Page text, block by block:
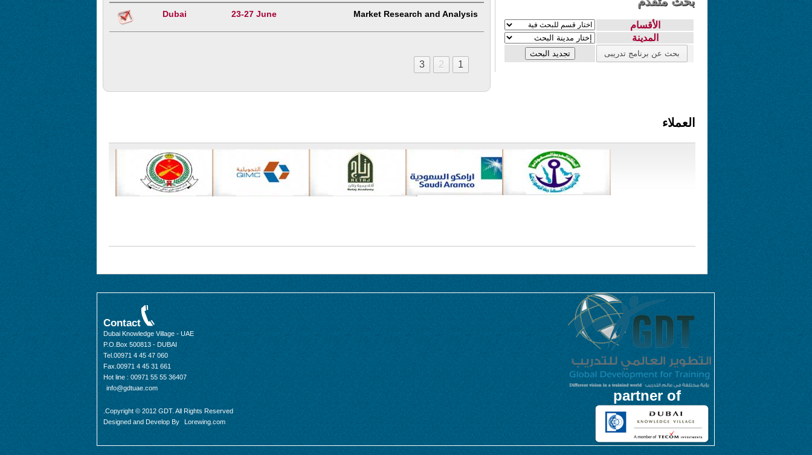
الأقسام
المدينة
Dubai 23-27 June Market Research and Analysis
1
2
3
العملاء
Contact
Dubai Knowledge Village - UAE
P.O.Box 500813 - DUBAI
Tel.00971 4 45 47 060
Fax.00971 4 45 31 661
Hot line : 00971 55 55 36407
info@gdtuae.com
Copyright © 2012 GDT. All Rights Reserved.
Designed and Develop By Lorewing.com
partner of